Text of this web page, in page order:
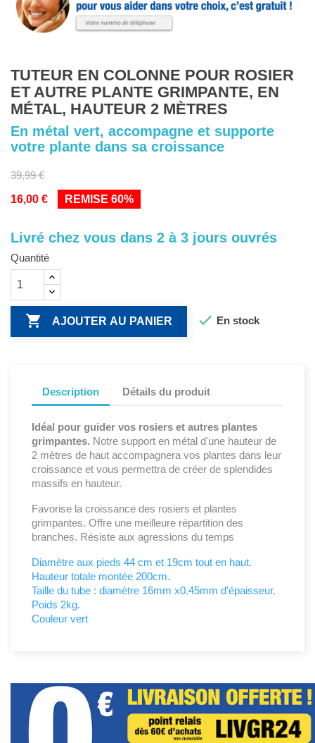
TUTEUR EN COLONNE POUR ROSIER
ET AUTRE PLANTE GRIMPANTE, EN
MÉTAL, HAUTEUR 2 MÈTRES
En métal vert, accompagne et supporte
votre plante dans sa croissance
39,99 €
16,00 €
REMISE 60%
Livré chez vous dans 2 à 3 jours ouvrés
Quantité
 AJOUTER AU PANIER  En stock
Description Détails du produit
Idéal pour guider vos rosiers et autres plantes
grimpantes. Notre support en métal d'une hauteur de
2 mètres de haut accompagnera vos plantes dans leur
croissance et vous permettra de créer de splendides
massifs en hauteur.
Favorise la croissance des rosiers et plantes
grimpantes. Offre une meilleure répartition des
branches. Résiste aux agressions du temps
Diamètre aux pieds 44 cm et 19cm tout en haut.
Hauteur totale montée 200cm.
Taille du tube : diamètre 16mm x0.45mm d'épaisseur.
Poids 2kg.
Couleur vert